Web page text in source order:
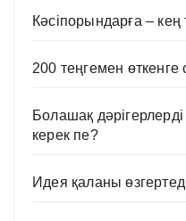
Кәсіпорындарға –
200 теңгемен өткенге
Болашақ
керек пе?
Идея қаланы